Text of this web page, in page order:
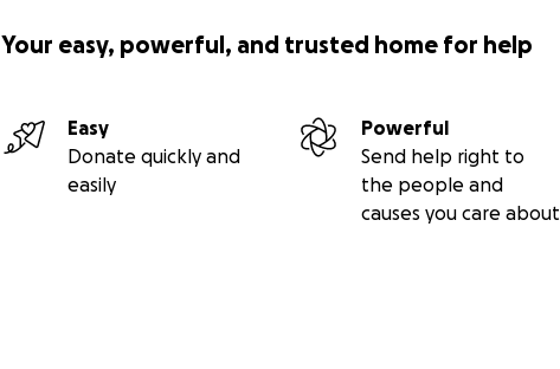
Your easy, powerful, and trusted home for help
Easy
Donate quickly and
easily
Powerful
Send help right to
the people and
causes you care about